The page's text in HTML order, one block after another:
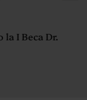
la I Beca Dr.